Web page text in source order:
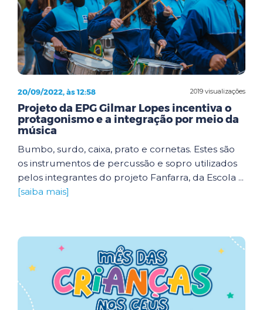
2019 visualizações
20/09/2022, às 12:58
Projeto da EPG Gilmar Lopes incentiva o
protagonismo e a integração por meio da
música
Bumbo, surdo, caixa, prato e cornetas. Estes são
os instrumentos de percussão e sopro utilizados
pelos integrantes do projeto Fanfarra, da Escola ...
[saiba mais]